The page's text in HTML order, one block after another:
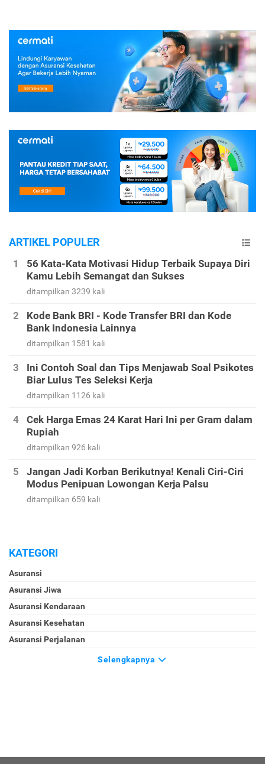
ARTIKEL POPULER
56 Kata-Kata Motivasi Hidup Terbaik Supaya Diri
Kamu Lebih Semangat dan Sukses
ditampilkan 3239 kali
Kode Bank BRI - Kode Transfer BRI dan Kode
Bank Indonesia Lainnya
ditampilkan 1581 kali
Ini Contoh Soal dan Tips Menjawab Soal Psikotes
Biar Lulus Tes Seleksi Kerja
ditampilkan 1126 kali
Cek Harga Emas 24 Karat Hari Ini per Gram dalam
Rupiah
ditampilkan 926 kali
Jangan Jadi Korban Berikutnya! Kenali Ciri-Ciri
Modus Penipuan Lowongan Kerja Palsu
ditampilkan 659 kali
KATEGORI
Asuransi
Asuransi Jiwa
Asuransi Kendaraan
Asuransi Kesehatan
Asuransi Perjalanan
Selengkapnya